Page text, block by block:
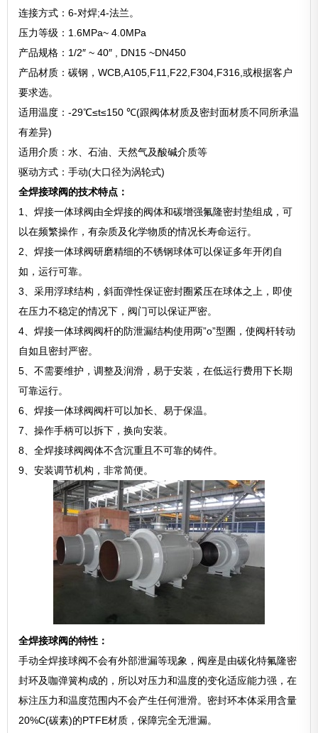
连接方式：6-对焊;4-法兰。
压力等级：1.6MPa~ 4.0MPa
产品规格：1/2″ ~ 40″ , DN15 ~DN450
产品材质：碳钢，WCB,A105,F11,F22,F304,F316,或根据客户
要求选。
适用温度：-29℃≤t≤150 ℃(跟阀体材质及密封面材质不同所承温
有差异)
适用介质：水、石油、天然气及酸碱介质等
驱动方式：手动(大口径为涡轮式)
全焊接球阀的技术特点：
1、焊接一体球阀由全焊接的阀体和碳增强氟隆密封垫组成，可
以在频繁操作，有杂质及化学物质的情况长寿命运行。
2、焊接一体球阀研磨精细的不锈钢球体可以保证多年开闭自
如，运行可靠。
3、采用浮球结构，斜面弹性保证密封圈紧压在球体之上，即使
在压力不稳定的情况下，阀门可以保证严密。
4、焊接一体球阀阀杆的防泄漏结构使用两”o”型圈，使阀杆转动
自如且密封严密。
5、不需要维护，调整及润滑，易于安装，在低运行费用下长期
可靠运行。
6、焊接一体球阀阀杆可以加长、易于保温。
7、操作手柄可以拆下，换向安装。
8、全焊接球阀阀体不含沉重且不可靠的铸件。
9、安装调节机构，非常简便。
全焊接球阀的特性：
手动全焊接球阀不会有外部泄漏等现象，阀座是由碳化特氟隆密
封环及咖弹簧构成的，所以对压力和温度的变化适应能力强，在
标注压力和温度范围内不会产生任何泄滑。密封环本体采用含量
20%C(碳素)的PTFE材质，保障完全无泄漏。